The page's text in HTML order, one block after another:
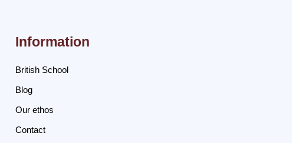
Information
British School
Blog
Our ethos
Contact